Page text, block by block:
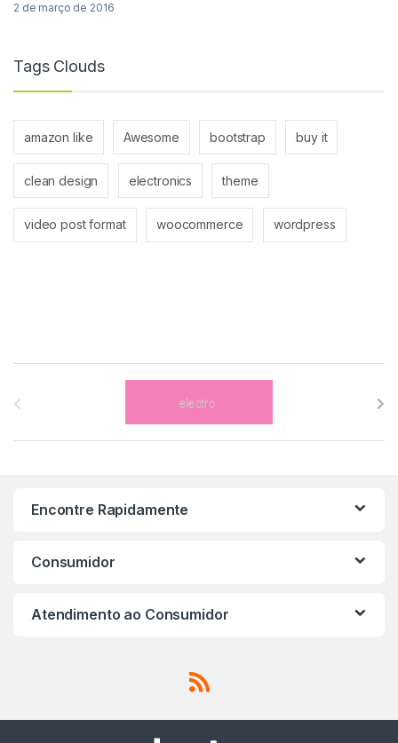
2 de março de 2016
Tags Clouds
amazon like Awesome bootstrap buy it
clean design electronics theme
video post format woocommerce wordpress
Encontre Rapidamente
Consumidor
Atendimento ao Consumidor